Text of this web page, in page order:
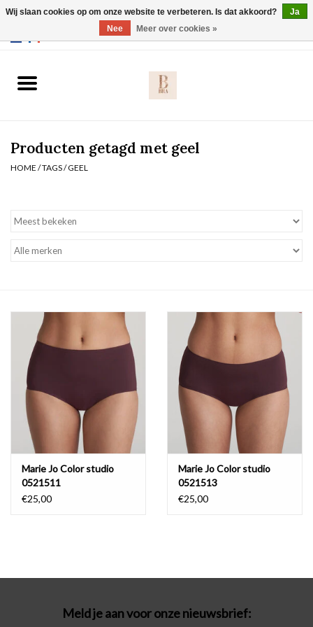
Slip
Nachtmode
Badmode
Lingerie-accessoires
Cadeaubonnen
Producten getagd met geel
HOME /TAGS/GEEL
Marie Jo Color studio
0521511
€25,00
Marie Jo Color studio
0521513
€25,00
Meld je aan voor onze nieuwsbrief:
Wij slaan cookies op om onze website te verbeteren. Is dat akkoord?
Ja
Nee
Meer over cookies »
Webshop werkt met EU maten. .